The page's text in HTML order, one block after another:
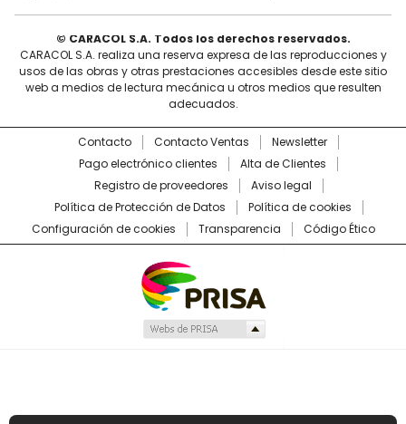
© CARACOL S.A. Todos los derechos reservados.
CARACOL S.A. realiza una reserva expresa de las reproducciones y
usos de las obras y otras prestaciones accesibles desde este sitio
web a medios de lectura mecánica u otros medios que resulten
adecuados.
Contacto Contacto Ventas
Newsletter
Pago electrónico clientes
Alta de Clientes
Registro de proveedores
Aviso legal
Política de Protección de Datos
Política de cookies
Configuración de cookies
Transparencia Código Ético